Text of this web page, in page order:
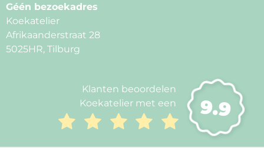
Géén bezoekadres
Koekatelier
Afrikaanderstraat 28
5025HR, Tilburg
Klanten beoordelen
Koekatelier met een
9.9